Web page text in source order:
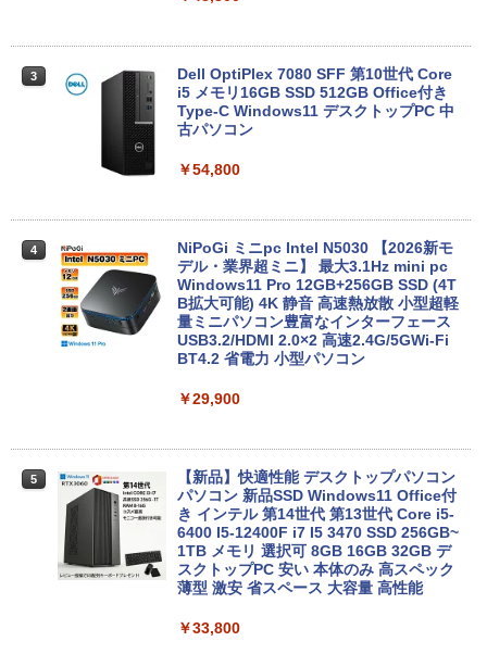
セリング 自動ペアリング Type-C充電 マイク
付き 防水 タッチ式音量調整 スポーツ/通勤/通
学/WEB会議(ホワイト)
リング ANC 36時間再生
￥2,980
BUGS LIFE
￥250
￥1,625
ベルレス 650mlPET×24本
ONE PIECE モノクロ版 115 (ジャンプコミッ
新品ノートパソコン VETESA Intel Celer
on Windows11 Office付き メモリ16GB
SSD1TB 15.6型 FHD Webカメラ テンキ
超得2,000円OFF&P2倍｜レッツノート｜
Microsoft office 2019 H&B付き｜中古
ノートパソコン Windows11 office付｜
メモリ8GB SSD256GB｜Panasonic Le
t's note｜中古ノートパソコン 軽量 薄型
｜モバイルPC｜ノートパソコン B5サイ
【新品】【楽天1位！】ノートパソコン
新品第13世代CPU搭載ノートPC Office
付きノートパソコン 初心者向け Window
s11 初期設定済 Webカメラ zoom 日本語
キーボード 14.1型 Intel Celeron メモリ
8GB SSD1TB(最大) 大容量バッテリービ
3
Dell OptiPlex 7080 SFF 第10世代 Core
i5 メモリ16GB SSD 512GB Office付き
Type-C Windows11 デスクトップPC 中
古パソコン
￥54,800
4
NiPoGi ミニpc Intel N5030 【2026新モ
デル・業界超ミニ】 最大3.1Hz mini pc
Windows11 Pro 12GB+256GB SSD (4T
B拡大可能) 4K 静音 高速熱放散 小型超軽
量ミニパソコン豊富なインターフェース
USB3.2/HDMI 2.0×2 高速2.4G/5GWi-Fi
BT4.2 省電力 小型パソコン
￥29,900
5
【新品】快適性能 デスクトップパソコン
パソコン 新品SSD Windows11 Office付
き インテル 第14世代 第13世代 Core i5-
6400 I5-12400F i7 I5 3470 SSD 256GB~
1TB メモリ 選択可 8GB 16GB 32GB デ
スクトップPC 安い 本体のみ 高スペック
薄型 激安 省スペース 大容量 高性能
￥33,800